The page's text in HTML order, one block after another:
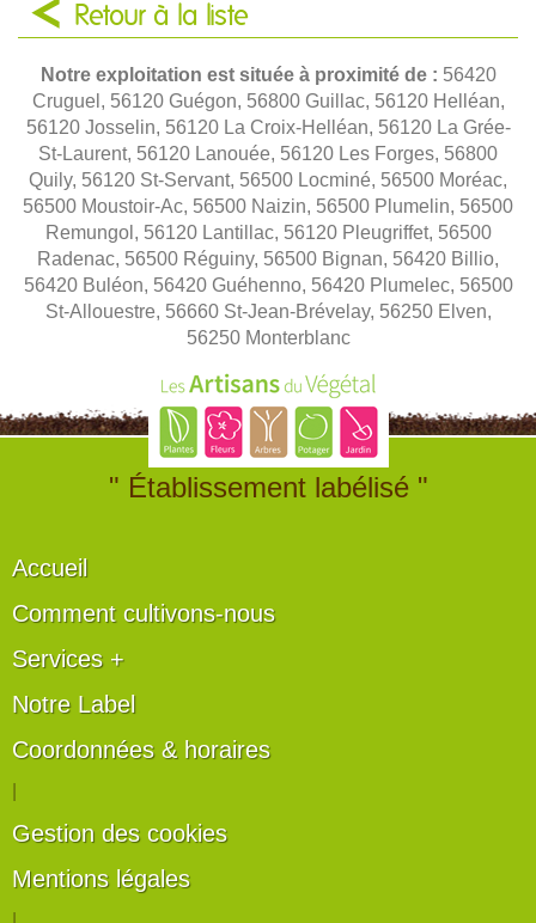
Retour à la liste
Notre exploitation est située à proximité de : 56420
Cruguel, 56120 Guégon, 56800 Guillac, 56120 Helléan,
56120 Josselin, 56120 La Croix-Helléan, 56120 La Grée-
St-Laurent, 56120 Lanouée, 56120 Les Forges, 56800
Quily, 56120 St-Servant, 56500 Locminé, 56500 Moréac,
56500 Moustoir-Ac, 56500 Naizin, 56500 Plumelin, 56500
Remungol, 56120 Lantillac, 56120 Pleugriffet, 56500
Radenac, 56500 Réguiny, 56500 Bignan, 56420 Billio,
56420 Buléon, 56420 Guéhenno, 56420 Plumelec, 56500
St-Allouestre, 56660 St-Jean-Brévelay, 56250 Elven,
56250 Monterblanc
" Établissement labélisé "
Accueil
Comment cultivons-nous
Services +
Notre Label
Coordonnées & horaires
Gestion des cookies
Mentions légales